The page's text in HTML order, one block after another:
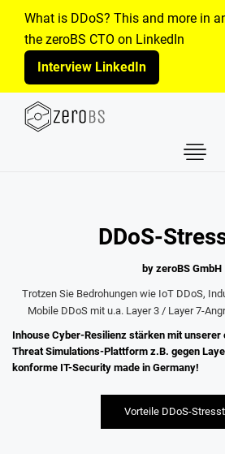
DDoS-
by zeroBS GmbH
Trotzen Sie Bedrohungen wie IoT DDoS,
Mobile DDoS mit u.a. Layer 3 / Layer 7-
Inhouse Cyber-Resilienz stärken mit
Threat Simulations-Plattform z.B. gegen
konforme IT-Security made in Germany!
Vorteile DDoS-
What is DDoS? This and more in
the zeroBS CTO on LinkedIn
Interview LinkedIn